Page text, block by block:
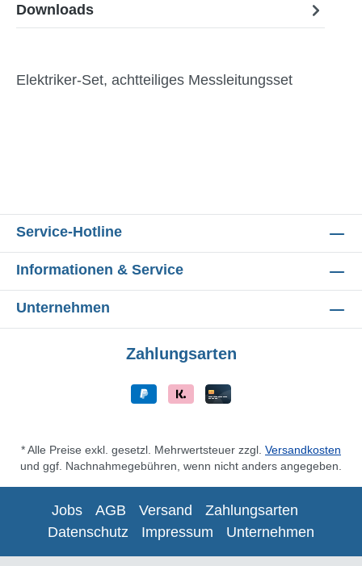
Downloads
Elektriker-Set, achtteiliges Messleitungsset
Service-Hotline
Informationen & Service
Unternehmen
Zahlungsarten
* Alle Preise exkl. gesetzl. Mehrwertsteuer zzgl. Versandkosten
und ggf. Nachnahmegebühren, wenn nicht anders angegeben.
Jobs AGB Versand
Zahlungsarten
Datenschutz
Impressum Unternehmen